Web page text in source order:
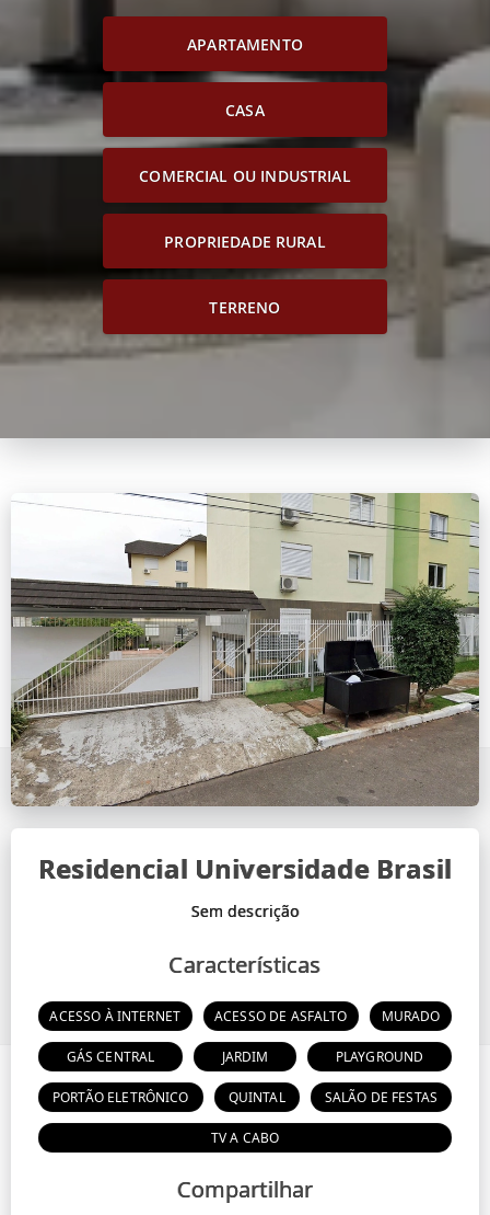
APARTAMENTO
CASA
COMERCIAL OU INDUSTRIAL
PROPRIEDADE RURAL
TERRENO
Residencial Universidade Brasil
Sem descrição
Características
ACESSO À INTERNET ACESSO DE ASFALTO MURADO
GÁS CENTRAL JARDIM PLAYGROUND
PORTÃO ELETRÔNICO QUINTAL SALÃO DE FESTAS
TV A CABO
Compartilhar